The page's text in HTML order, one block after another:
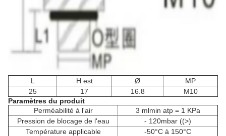
L H est Ø
MP
25
17 16.8
M10
Paramètres du produit
Perméabilité à l'air
3 mlmin atp = 1 KPa
Pression de blocage de l'eau
- 120mbar ((>)
Température applicable
-50°C à 150°C